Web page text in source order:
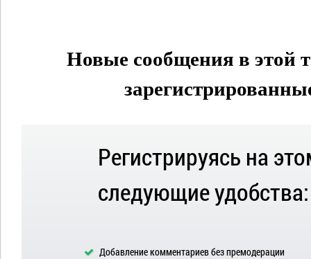
Новые сообщения в этой
Регистрируясь на
следующие удобства:
Добавление комментариев без премодерации